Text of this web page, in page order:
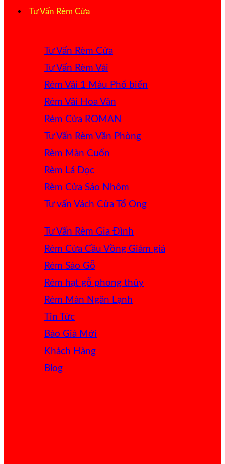
Tư Vấn Rèm Cửa
Tư Vấn Rèm Cửa
Tư Vấn Rèm Vải
Rèm Vải 1 Màu
Rèm Vải Hoa Văn
Rèm Cửa ROMAN
Tư Vấn Rèm Văn Phòng
Rèm Màn Cuốn
Rèm Lá Dọc
Rèm Cửa Sáo Nhôm
Tư vấn Vách Cửa Tổ Ong
Tư Vấn Rèm Gia Đình
Rèm Cửa Cầu Vồng
Rèm Sáo Gỗ
Rèm hạt gỗ phong thủy
Rèm Màn Ngăn Lạnh
Tin Tức
Báo Giá
Khách Hàng
Blog